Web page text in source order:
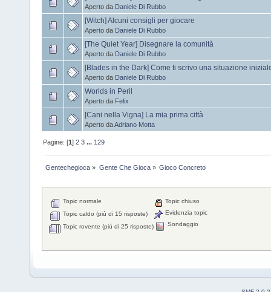
Aperto da Daniele Di Rubbo
[Witch] Alcuni consigli per giocare
Aperto da Daniele Di Rubbo
[The Quiet Year] Disegnare la comunità
Aperto da Daniele Di Rubbo
[Blades in the Dark] Come ti scrivo una situazione
Aperto da Daniele Di Rubbo
Worlds in Peril
Aperto da Felix
[Cani nella Vigna] La mia prima città
Aperto daAdriano Motta
Pagine: [1]2 3 ... 129
Gentechegioca » Gente Che Gioca» Gioco Concreto
Topic normale
Topic caldo (più di 15 risposte)
Topic rovente (più di 25 risposte)
Topic chiuso
Evidenzia topic
Sondaggio